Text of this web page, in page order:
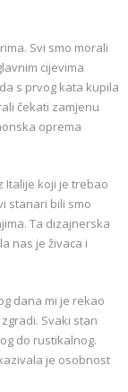
Svi smo morali
cijevima
s prvog kata kupila
čekati zamjenu
oprema
Italije koji je trebao
stanari bili smo
Ta dizajnerska
nas je živaca i
dana mi je rekao
Svaki stan
do rustikalnog.
je osobnost